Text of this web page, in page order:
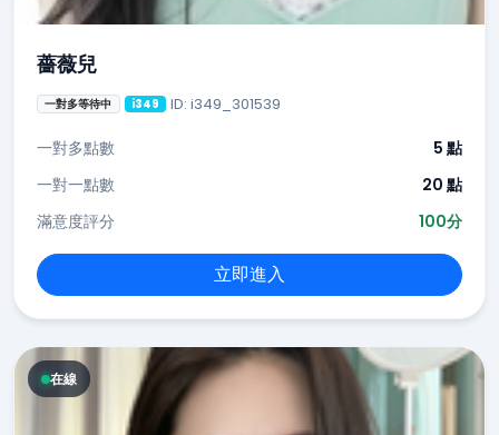
薔薇兒
一對多等待中 i349 ID: i349_301539
一對多點數
5 點
一對一點數
20 點
滿意度評分
100分
立即進入
在線